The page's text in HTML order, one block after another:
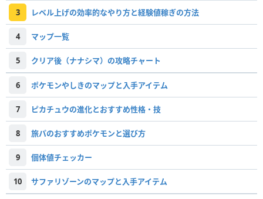
3 レベル上げの効率的なやり方と経験値稼ぎの方法
4 マップ一覧
5 クリア後（ナナシマ）の攻略チャート
6 ポケモンやしきのマップと入手アイテム
7 ピカチュウの進化とおすすめ性格・技
8 旅パのおすすめポケモンと選び方
9 個体値チェッカー
10 サファリゾーンのマップと入手アイテム